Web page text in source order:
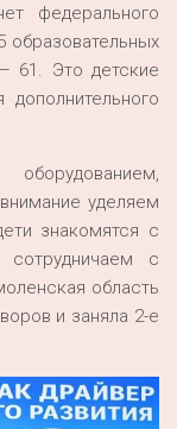
федерального
образовательных
61. Это детские
уделяем
знакомятся с
с
область
и заняла 2-е